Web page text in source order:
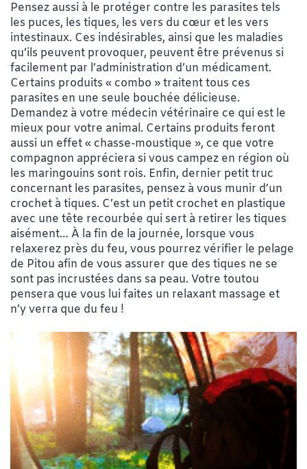
Pensez aussi à le protéger contre les parasites tels
les puces, les tiques, les vers du cœur et les vers
intestinaux. Ces indésirables, ainsi que les maladies
qu’ils peuvent provoquer, peuvent être prévenus si
facilement par l’administration d’un médicament.
Certains produits « combo » traitent tous ces
parasites en une seule bouchée délicieuse.
Demandez à votre médecin vétérinaire ce qui est le
mieux pour votre animal. Certains produits feront
aussi un effet « chasse-moustique », ce que votre
compagnon appréciera si vous campez en région où
les maringouins sont rois. Enfin, dernier petit truc
concernant les parasites, pensez à vous munir d’un
crochet à tiques. C’est un petit crochet en plastique
avec une tête recourbée qui sert à retirer les tiques
aisément… À la fin de la journée, lorsque vous
relaxerez près du feu, vous pourrez vérifier le pelage
de Pitou afin de vous assurer que des tiques ne se
sont pas incrustées dans sa peau. Votre toutou
pensera que vous lui faites un relaxant massage et
n’y verra que du feu !